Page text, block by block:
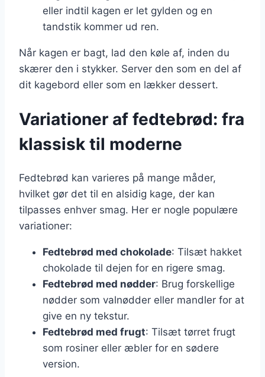
eller indtil kagen er let gylden og en
tandstik kommer ud ren.
Når kagen er bagt, lad den køle af, inden du
skærer den i stykker. Server den som en del af
dit kagebord eller som en lækker dessert.
Variationer af fedtebrød: fra
klassisk til moderne
Fedtebrød kan varieres på mange måder,
hvilket gør det til en alsidig kage, der kan
tilpasses enhver smag. Her er nogle populære
variationer:
Fedtebrød med chokolade: Tilsæt hakket
chokolade til dejen for en rigere smag.
Fedtebrød med nødder: Brug forskellige
nødder som valnødder eller mandler for at
give en ny tekstur.
Fedtebrød med frugt: Tilsæt tørret frugt
som rosiner eller æbler for en sødere
version.